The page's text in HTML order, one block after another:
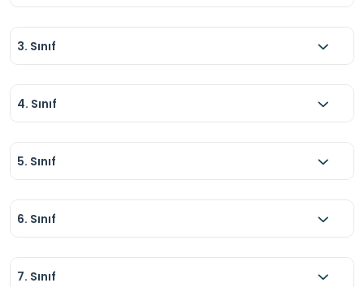
3. Sınıf
4. Sınıf
5. Sınıf
6. Sınıf
7. Sınıf